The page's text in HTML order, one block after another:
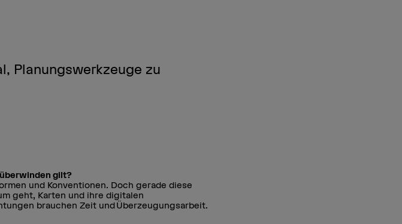
Planungswerkzeuge zu
gilt?
und Konventionen. Doch gerade diese
geht, Karten und ihre digitalen
brauchen Zeit und Überzeugungsarbeit.